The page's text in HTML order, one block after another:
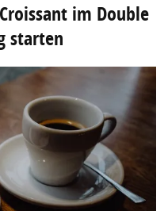
im Double
starten